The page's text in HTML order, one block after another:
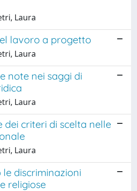
Laura
lavoro a progetto
Laura
note nei saggi di
Laura
dei criteri di scelta nelle
Laura
discriminazioni
religiose